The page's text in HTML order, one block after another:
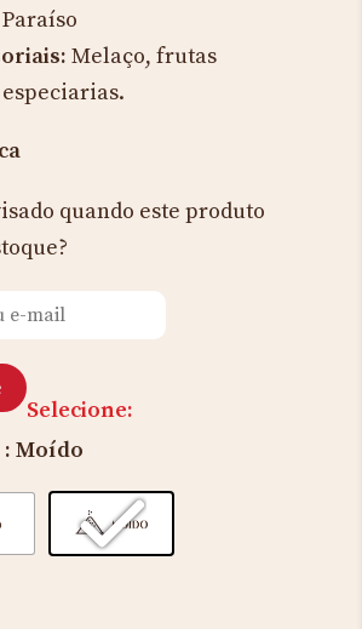
Paraíso
Melaço, frutas
quando este produto
Selecione:
: Moído